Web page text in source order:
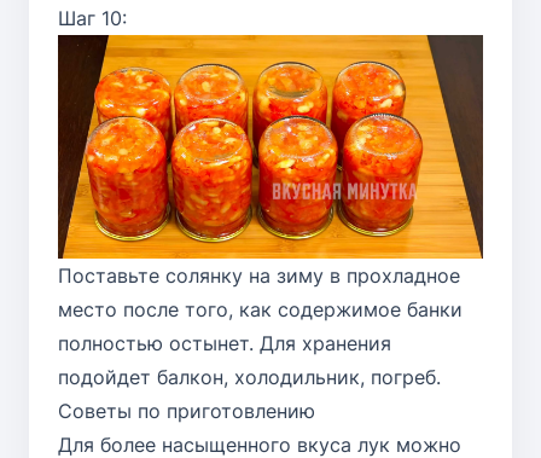
Шаг 10:
Поставьте солянку на зиму в прохладное
место после того, как содержимое банки
полностью остынет. Для хранения
подойдет балкон, холодильник, погреб.
Советы по приготовлению
Для более насыщенного вкуса лук можно